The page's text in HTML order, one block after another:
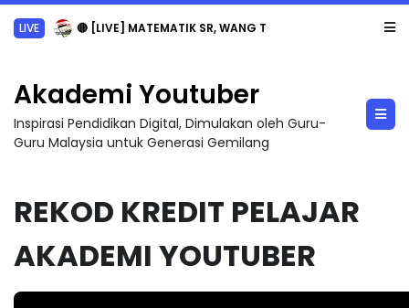
Sejarah Tingkatan 4
Akademi Youtuber
Inspirasi Pendidikan Digital, Dimulakan oleh Guru-
Guru Malaysia untuk Generasi Gemilang
REKOD KREDIT PELAJAR
AKADEMI YOUTUBER